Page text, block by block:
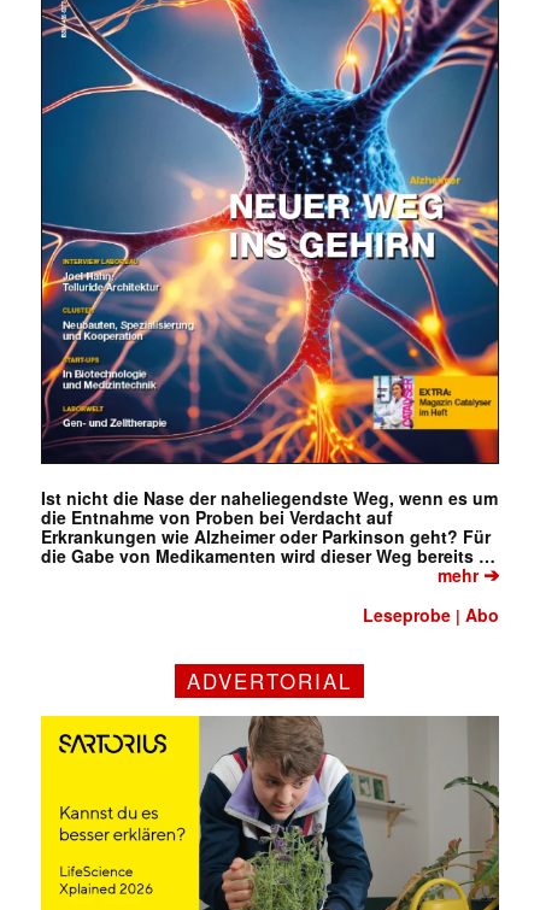
Ist nicht die Nase der naheliegendste Weg, wenn es um
die Entnahme von Proben bei Verdacht auf
Erkrankungen wie Alzheimer oder Parkinson geht? Für
die Gabe von Medikamenten wird dieser Weg bereits …
mehr➔
Leseprobe |Abo
ADVERTORIAL